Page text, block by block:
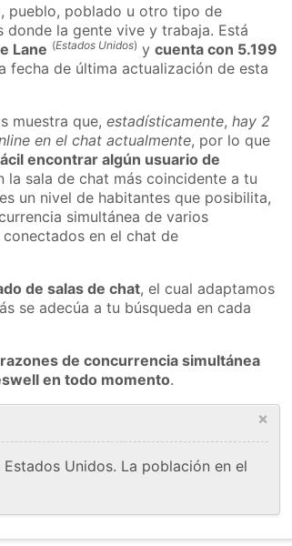
pueblo, poblado u otro tipo de
donde la gente vive y trabaja. Está
Lane (Estados Unidos) ycuenta con 5.199
fecha de última actualización de esta
muestra que,estadísticamente,hay 2
en el chat actualmente, por lo que
encontrar algún usuario de
la sala de chat más coincidente a tu
un nivel de habitantes que posibilita,
simultánea de varios
en el chat de
de salas de chat, el cual adaptamos
se adecúa a tu búsqueda en cada
de concurrencia simultánea
en todo momento.
×
Unidos. La población en el